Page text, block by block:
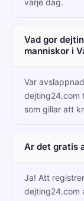
Vad gor
manniskor i
Var
dejting24.com
som gillar att
Ar det gratis
Ja! Att
dejting24.com